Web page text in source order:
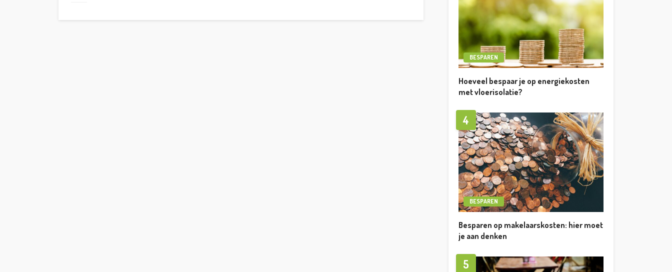
BESPAREN
Hoeveel bespaar je op energiekosten
met vloerisolatie?
4
BESPAREN
Besparen op makelaarskosten: hier moet
je aan denken
5